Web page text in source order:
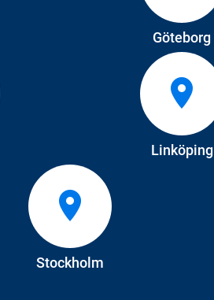
Göteborg
Linköping
Stockholm